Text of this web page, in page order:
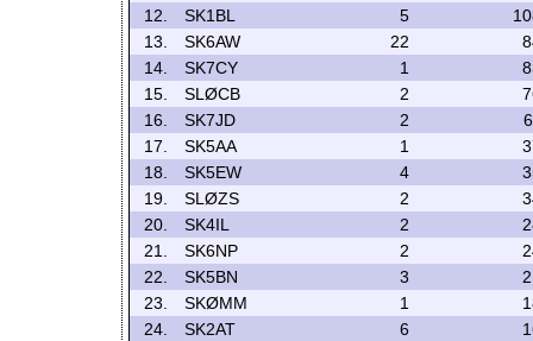
12.
SK1BL 5
13.
SK6AW 22
14.
SK7CY 1
15.
SLØCB 2
16.
SK7JD 2
17.
SK5AA 1
18.
SK5EW 4
19.
SLØZS 2
20.
SK4IL 2
21.
SK6NP 2
22.
SK5BN 3
23.
SKØMM 1
24.
SK2AT 6